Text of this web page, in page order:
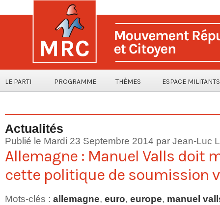
LE PARTI PROGRAMME THÈMES ESPACE MILITANTS
Actualités
Publié le Mardi 23 Septembre 2014 par Jean-Luc
Allemagne : Manuel Valls doit
cette politique de soumission
Mots-clés : allemagne, euro, europe, manuel